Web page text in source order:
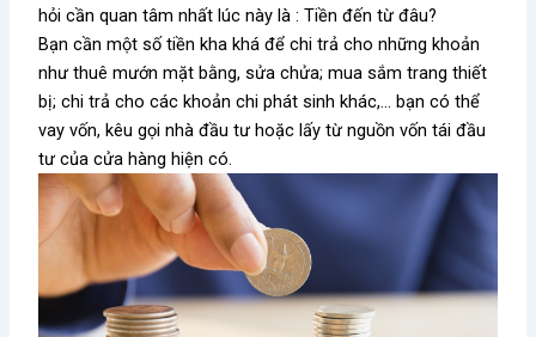
hỏi cần quan tâm nhất lúc này là : Tiền đến từ đâu?
Bạn cần một số tiền kha khá để chi trả cho những khoản
như thuê mướn mặt bằng, sửa chửa; mua sắm trang thiết
bị; chi trả cho các khoản chi phát sinh khác,… bạn có thể
vay vốn, kêu gọi nhà đầu tư hoặc lấy từ nguồn vốn tái đầu
tư của cửa hàng hiện có.